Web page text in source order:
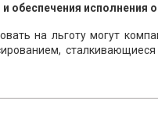
обеспечения исполнения
на льготу могут
сталкивающиеся